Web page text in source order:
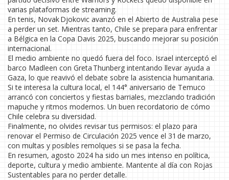
varias plataformas de streaming.
En tenis, Novak Djokovic avanzó en el Abierto de Australia pese
a perder un set. Mientras tanto, Chile se prepara para enfrentar
a Bélgica en la Copa Davis 2025, buscando mejorar su posición
internacional.
El medio ambiente no quedó fuera del foco. Israel interceptó el
barco Madleen con Greta Thunberg intentando llevar ayuda a
Gaza, lo que reavivó el debate sobre la asistencia humanitaria.
Si te interesa la cultura local, el 144° aniversario de Temuco
arrancó con conciertos y fiestas barriales, mezclando tradición
mapuche y ritmos modernos. Un buen recordatorio de cómo
Chile celebra su diversidad.
Finalmente, no olvides revisar tus permisos: el plazo para
renovar el Permiso de Circulación 2025 vence el 31 de marzo,
con multas y posibles remolques si se pasa la fecha.
En resumen, agosto 2024 ha sido un mes intenso en política,
deporte, cultura y medio ambiente. Mantente al día con Rojas
Sustentables para no perder detalle.